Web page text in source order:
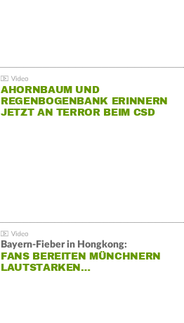
AHORNBAUM UND
REGENBOGENBANK ERINNERN
JETZT AN TERROR BEIM CSD
Bayern-Fieber in Hongkong:
FANS BEREITEN MÜNCHNERN
LAUTSTARKEN…